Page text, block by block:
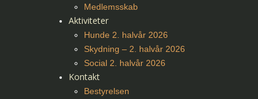
Medlemsskab
Aktiviteter
Hunde 2. halvår 2026
Skydning – 2. halvår 2026
Social 2. halvår 2026
Kontakt
Bestyrelsen